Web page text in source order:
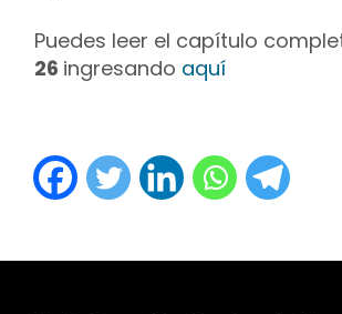
Puedes leer el capítulo
26 ingresando aquí